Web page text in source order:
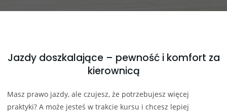
Jazdy doszkalające – pewność i komfort za
kierownicą
Masz prawo jazdy, ale czujesz, że potrzebujesz więcej
praktyki? A może jesteś w trakcie kursu i chcesz lepiej